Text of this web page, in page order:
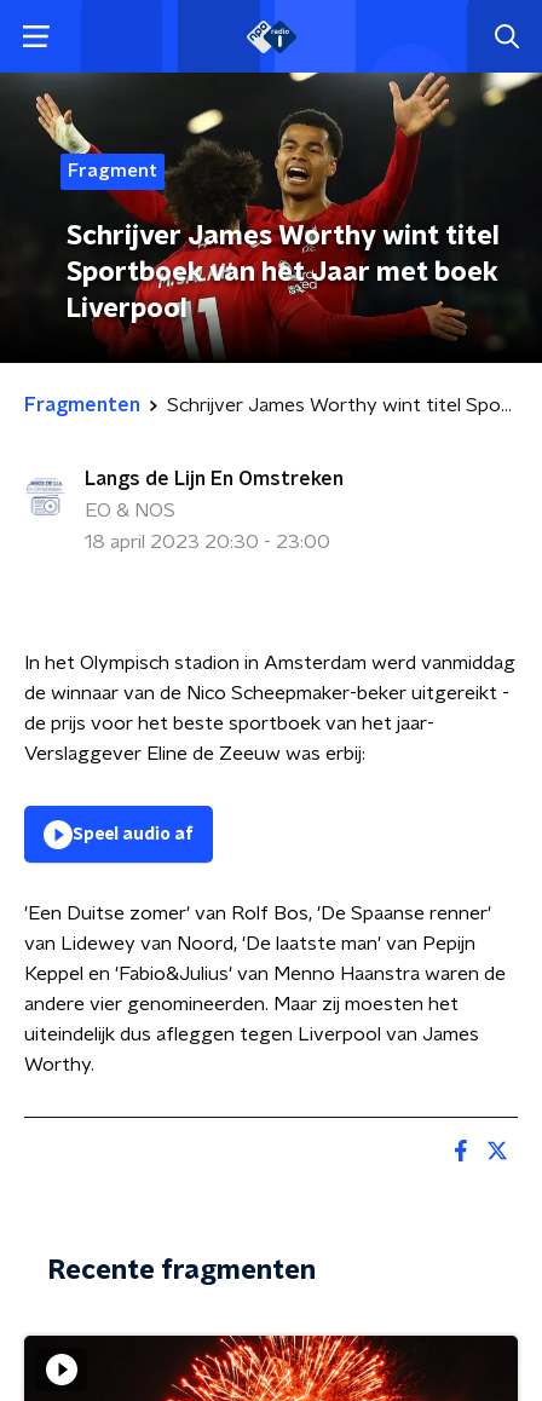
Fragment
Schrijver James Worthy wint titel
Sportboek van het Jaar met boek
Liverpool
Fragmenten Schrijver James Worthy wint titel Sportboek van het Jaar met boek Liverpool
Langs de Lijn En Omstreken
EO & NOS
18 april 2023 20:30 - 23:00
In het Olympisch stadion in Amsterdam werd vanmiddag
de winnaar van de Nico Scheepmaker-beker uitgereikt -
de prijs voor het beste sportboek van het jaar-
Verslaggever Eline de Zeeuw was erbij:
Speel audio af
'Een Duitse zomer' van Rolf Bos, 'De Spaanse renner'
van Lidewey van Noord, 'De laatste man' van Pepijn
Keppel en 'Fabio&Julius' van Menno Haanstra waren de
andere vier genomineerden. Maar zij moesten het
uiteindelijk dus afleggen tegen Liverpool van James
Worthy.
Recente fragmenten